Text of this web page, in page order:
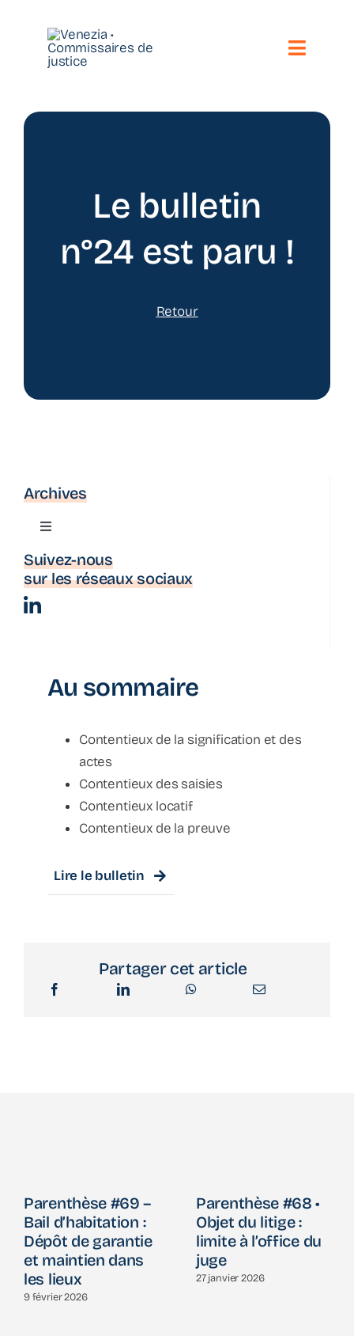
contenu
Toggle
Notre étude
Toute l’actualité
Le bulletin
n°24 est paru !
Retour
Archives
Toggle
Actualité
Suivez-nous
sur les réseaux sociaux
Au sommaire
Contentieux de la signification et des
actes
Contentieux des saisies
Contentieux locatif
Contentieux de la preuve
Lire le bulletin
Partager cet article
Parenthèse #69 –
Bail d’habitation :
Dépôt de garantie
et maintien dans
les lieux
9 février 2026
Parenthèse #68 •
Objet du litige :
limite à l’office du
juge
27 janvier 2026